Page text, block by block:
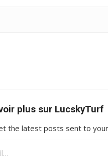
plus sur LucskyTurf
the latest posts sent to